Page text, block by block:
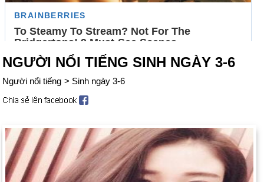
NGƯỜI NỔI TIẾNG SINH NGÀY 3-6
Người nổi tiếng > Sinh ngày 3-6